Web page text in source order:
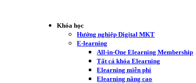
Khóa học
Hướng nghiệp Digital MKT
E-learning
All-in-One Elearning Membership
Tất cả khóa Elearning
Elearning miễn phí
Elearning nâng cao